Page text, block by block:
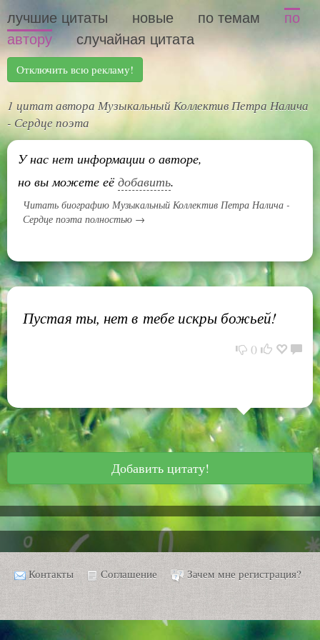
лучшие цитаты новые по темам
по
автору
случайная цитата
Отключить всю рекламу!
1 цитат автора Музыкальный Коллектив Петра Налича
- Сердце поэта
У нас нет информации о авторе,
но вы можете её добавить.
Читать биографию Музыкальный Коллектив Петра Налича -
Сердце поэта полностью →
Пустая ты, нет в тебе искры божьей!
0
Добавить цитату!
Контакты Соглашение Зачем мне регистрация?